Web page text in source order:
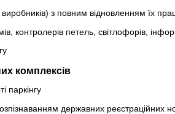
виробників) з повним відновленням їх
контролерів петель, світлофорів,
комплексів
паркінгу
державних реєстраційних